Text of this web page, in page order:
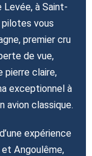
à Saint-
pilotes vous
premier cru
de vue,
pierre claire,
exceptionnel à
avion classique.
expérience
Angoulême,